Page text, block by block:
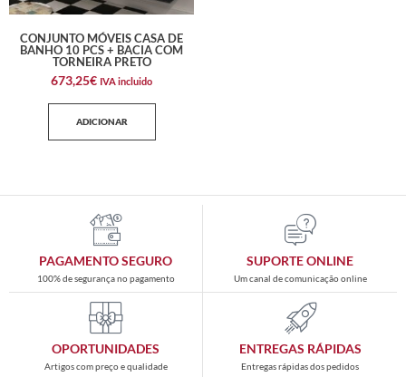
CONJUNTO MÓVEIS CASA DE
BANHO 10 PCS + BACIA COM
TORNEIRA PRETO
673,25€ IVA incluido
ADICIONAR
PAGAMENTO SEGURO
100% de segurança no pagamento
SUPORTE ONLINE
Um canal de comunicação online
OPORTUNIDADES
Artigos com preço e qualidade
ENTREGAS RÁPIDAS
Entregas rápidas dos pedidos